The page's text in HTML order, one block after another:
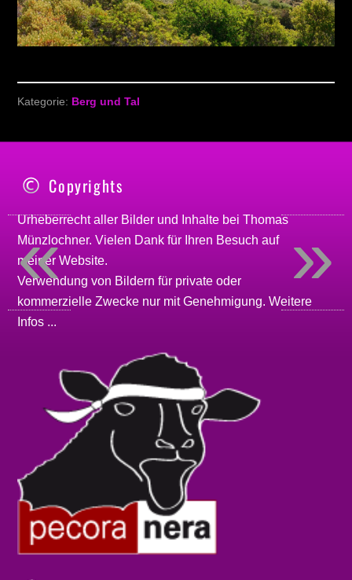
Kategorie: Berg und Tal
Copyrights
Urheberrecht aller Bilder und Inhalte beiThomas
Münzlochner. Vielen Dank für Ihren Besuch auf
meinerWebsite.
Verwendung von Bildern für private oder
kommerzielle Zwecke nur mit Genehmigung.Weitere
Infos ...
»
«